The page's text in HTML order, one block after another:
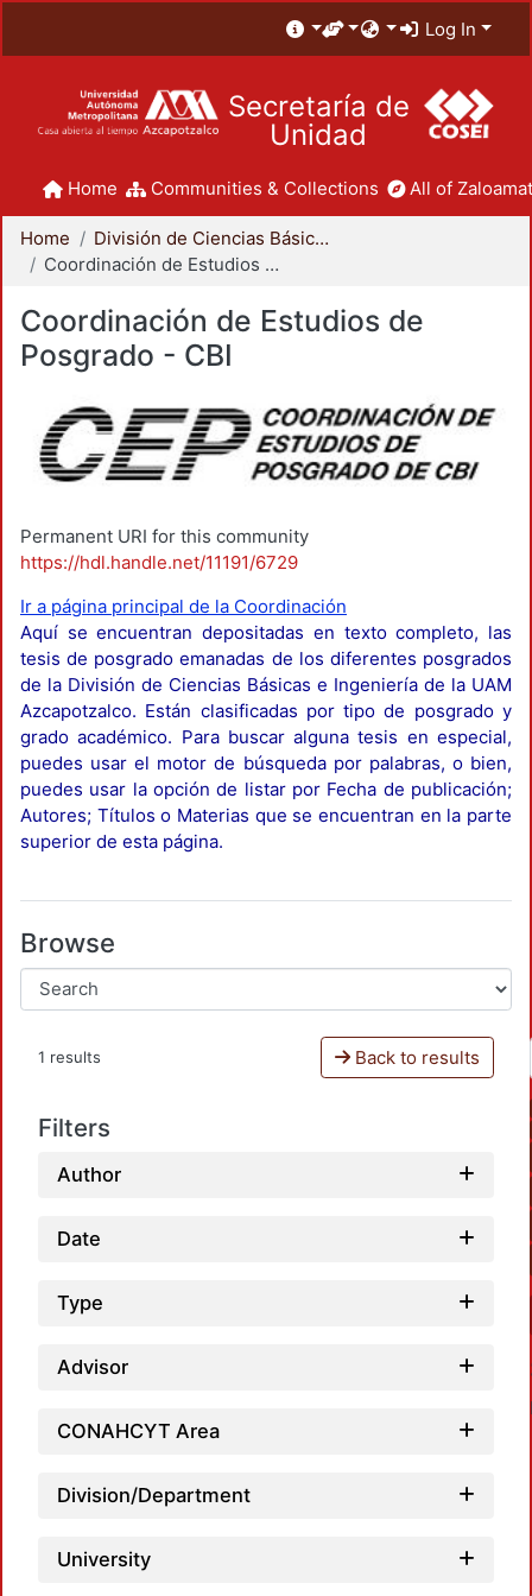
Log In
Secretaría de
Unidad
Home Communities & Collections All of
Home
División de Ciencias Básicas e Ingeniería
Coordinación de Estudios de Posgrado - CBI
Coordinación de Estudios de
Posgrado - CBI
Permanent URI for this community
https://hdl.handle.net/11191/6729
Ir a página principal de la Coordinación
Aquí se encuentran depositadas en texto completo, las
tesis de posgrado emanadas de los diferentes posgrados
de la División de Ciencias Básicas e Ingeniería de la UAM
Azcapotzalco. Están clasificadas por tipo de posgrado y
grado académico. Para buscar alguna tesis en especial,
puedes usar el motor de búsqueda por palabras, o bien,
puedes usar la opción de listar por Fecha de publicación;
Autores; Títulos o Materias que se encuentran en la parte
superior de esta página.
Browse
1 results Back to results
Filters
Author
Date
Type
Advisor
CONAHCYT Area
Division/Department
University